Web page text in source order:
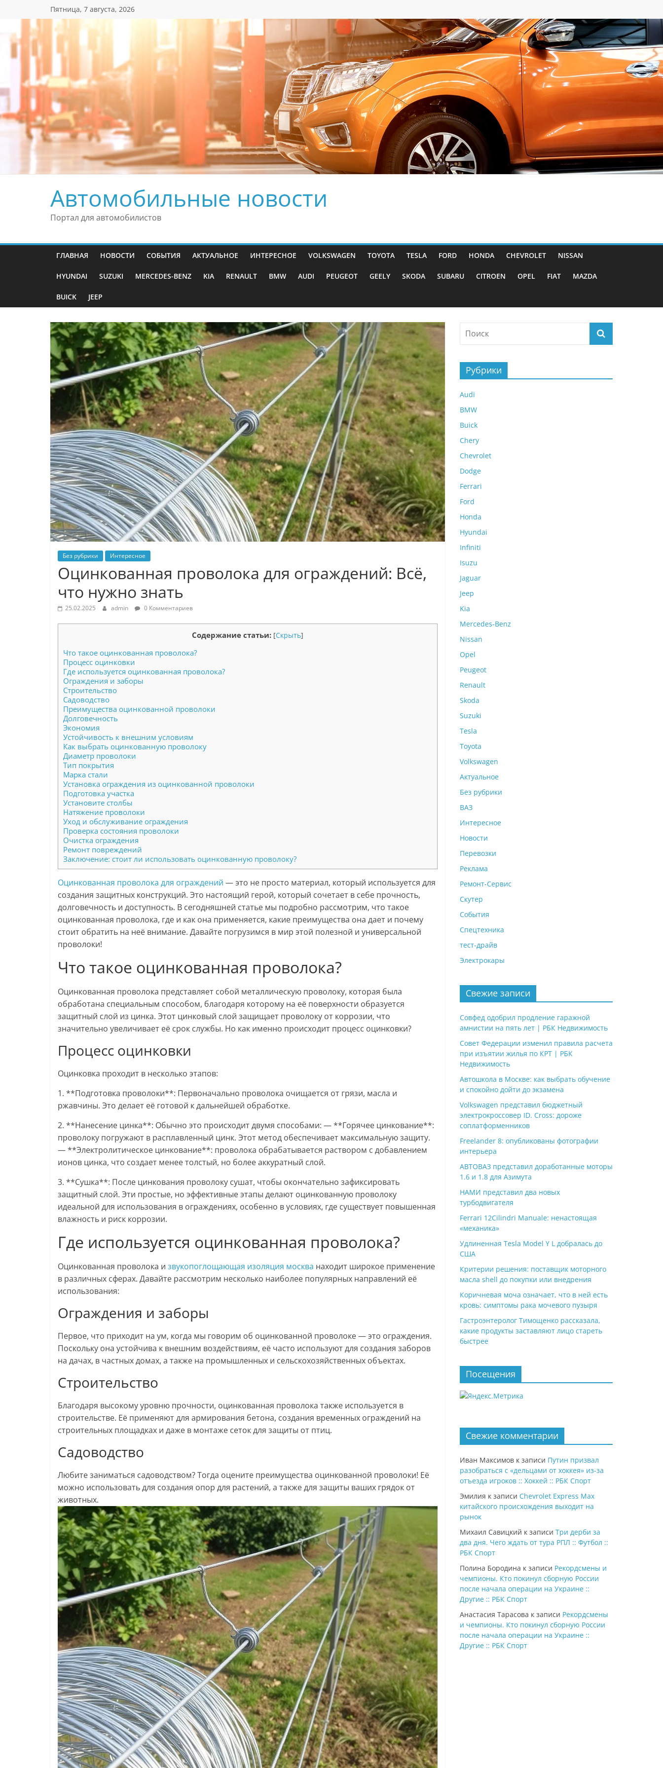
содержимому
Пятница, 7 августа, 2026
Автомобильные новости
Портал для автомобилистов
ГЛАВНАЯ НОВОСТИ СОБЫТИЯ АКТУАЛЬНОЕ ИНТЕРЕСНОЕ VOLKSWAGEN TOYOTA TESLA FORD HONDA CHEVROLET NISSAN
HYUNDAI SUZUKI MERCEDES-BENZ KIA RENAULT BMW AUDI PEUGEOT GEELY SKODA SUBARU CITROEN OPEL FIAT MAZDA
BUICK JEEP
Без рубрики Интересное
Оцинкованная проволока для ограждений: Всё,
что нужно знать
25.02.2025 admin 0 Комментариев
Содержание статьи: [Скрыть]
Что такое оцинкованная проволока?
Процесс оцинковки
Где используется оцинкованная проволока?
Ограждения и заборы
Строительство
Садоводство
Преимущества оцинкованной проволоки
Долговечность
Экономия
Устойчивость к внешним условиям
Как выбрать оцинкованную проволоку
Диаметр проволоки
Тип покрытия
Марка стали
Установка ограждения из оцинкованной проволоки
Подготовка участка
Установите столбы
Натяжение проволоки
Уход и обслуживание ограждения
Проверка состояния проволоки
Очистка ограждения
Ремонт повреждений
Заключение: стоит ли использовать оцинкованную проволоку?
Оцинкованная проволока для ограждений — это не просто материал, который используется для
создания защитных конструкций. Это настоящий герой, который сочетает в себе прочность,
долговечность и доступность. В сегодняшней статье мы подробно рассмотрим, что такое
оцинкованная проволока, где и как она применяется, какие преимущества она дает и почему
стоит обратить на неё внимание. Давайте погрузимся в мир этой полезной и универсальной
проволоки!
Что такое оцинкованная проволока?
Оцинкованная проволока представляет собой металлическую проволоку, которая была
обработана специальным способом, благодаря которому на её поверхности образуется
защитный слой из цинка. Этот цинковый слой защищает проволоку от коррозии, что
значительно увеличивает её срок службы. Но как именно происходит процесс оцинковки?
Процесс оцинковки
Оцинковка проходит в несколько этапов:
1. **Подготовка проволоки**: Первоначально проволока очищается от грязи, масла и
ржавчины. Это делает её готовой к дальнейшей обработке.
2. **Нанесение цинка**: Обычно это происходит двумя способами: — **Горячее цинкование**:
проволоку погружают в расплавленный цинк. Этот метод обеспечивает максимальную защиту.
— **Электролитическое цинкование**: проволока обрабатывается раствором с добавлением
ионов цинка, что создает менее толстый, но более аккуратный слой.
3. **Сушка**: После цинкования проволоку сушат, чтобы окончательно зафиксировать
защитный слой. Эти простые, но эффективные этапы делают оцинкованную проволоку
идеальной для использования в ограждениях, особенно в условиях, где существует повышенная
влажность и риск коррозии.
Где используется оцинкованная проволока?
Оцинкованная проволока и звукопоглощающая изоляция москва находит широкое применение
в различных сферах. Давайте рассмотрим несколько наиболее популярных направлений её
использования:
Ограждения и заборы
Первое, что приходит на ум, когда мы говорим об оцинкованной проволоке — это ограждения.
Поскольку она устойчива к внешним воздействиям, её часто используют для создания заборов
на дачах, в частных домах, а также на промышленных и сельскохозяйственных объектах.
Строительство
Благодаря высокому уровню прочности, оцинкованная проволока также используется в
строительстве. Её применяют для армирования бетона, создания временных ограждений на
строительных площадках и даже в монтаже сеток для защиты от птиц.
Садоводство
Любите заниматься садоводством? Тогда оцените преимущества оцинкованной проволоки! Её
можно использовать для создания опор для растений, а также для защиты ваших грядок от
животных.
Рубрики
Audi
BMW
Buick
Chery
Chevrolet
Dodge
Ferrari
Ford
Honda
Hyundai
Infiniti
Isuzu
Jaguar
Jeep
Kia
Mercedes-Benz
Nissan
Opel
Peugeot
Renault
Skoda
Suzuki
Tesla
Toyota
Volkswagen
Актуальное
Без рубрики
ВАЗ
Интересное
Новости
Перевозки
Реклама
Ремонт-Сервис
Скутер
События
Спецтехника
тест-драйв
Электрокары
Свежие записи
Совфед одобрил продление гаражной
амнистии на пять лет | РБК Недвижимость
Совет Федерации изменил правила расчета
при изъятии жилья по КРТ | РБК
Недвижимость
Автошкола в Москве: как выбрать обучение
и спокойно дойти до экзамена
Volkswagen представил бюджетный
электрокроссовер ID. Cross: дороже
соплатформенников
Freelander 8: опубликованы фотографии
интерьера
АВТОВАЗ представил доработанные моторы
1.6 и 1.8 для Азимута
НАМИ представил два новых
турбодвигателя
Ferrari 12Cilindri Manuale: ненастоящая
«механика»
Удлиненная Tesla Model Y L добралась до
США
Критерии решения: поставщик моторного
масла shell до покупки или внедрения
Коричневая моча означает, что в ней есть
кровь: симптомы рака мочевого пузыря
Гастроэнтеролог Тимощенко рассказала,
какие продукты заставляют лицо стареть
быстрее
Посещения
Свежие комментарии
Иван Максимов к записи Путин призвал
разобраться с «дельцами от хоккея» из-за
отъезда игроков :: Хоккей :: РБК Спорт
Эмилия к записи Chevrolet Express Max
китайского происхождения выходит на
рынок
Михаил Савицкий к записи Три дерби за
два дня. Чего ждать от тура РПЛ :: Футбол ::
РБК Спорт
Полина Бородина к записи Рекордсмены и
чемпионы. Кто покинул сборную России
после начала операции на Украине ::
Другие :: РБК Спорт
Анастасия Тарасова к записи Рекордсмены
и чемпионы. Кто покинул сборную России
после начала операции на Украине ::
Другие :: РБК Спорт